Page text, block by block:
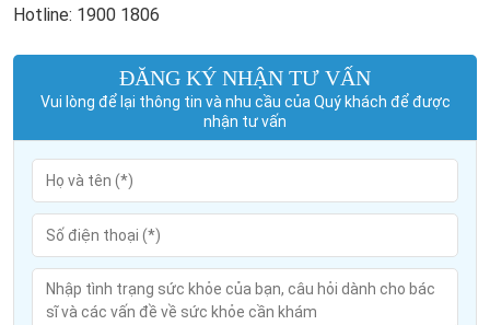
Hotline: 1900 1806
ĐĂNG KÝ NHẬN TƯ VẤN
Vui lòng để lại thông tin và nhu cầu của Quý khách để được
nhận tư vấn